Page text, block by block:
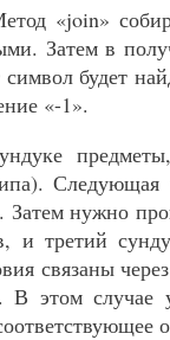
«join»
Затем в
будет
«-1».
Следующая
Затем нужно
и третий
связаны
В этом случае